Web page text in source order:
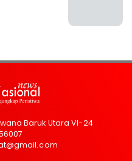
Baruk Utara VI-24